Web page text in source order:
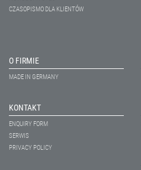
CZASOPISMO DLA KLIENTÓW
O FIRMIE
MADE IN GERMANY
KONTAKT
ENQUIRY FORM
SERWIS
PRIVACY POLICY